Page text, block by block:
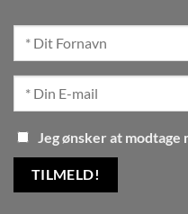
Jeg ønsker at modtage